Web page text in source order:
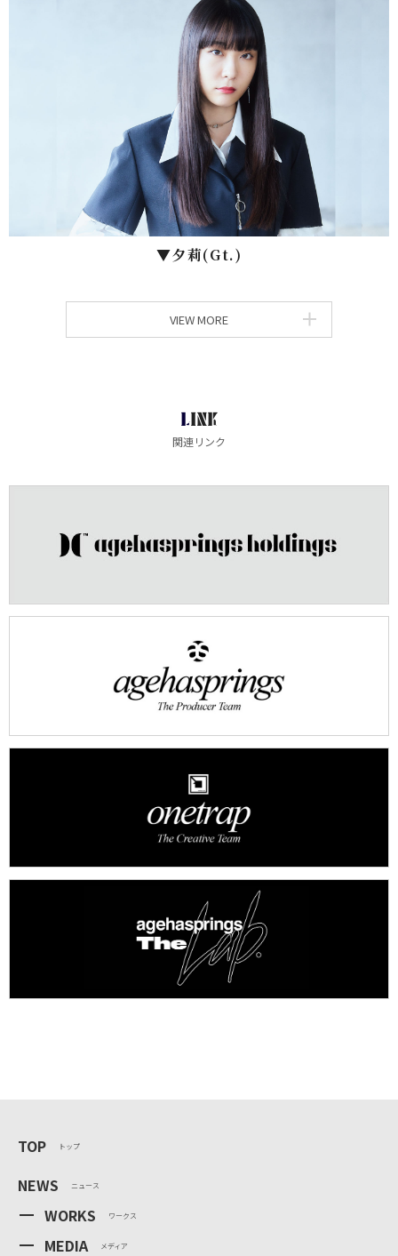
▼⼣莉(Gt.)
VIEW MORE
LINK
関連リンク
TOP トップ
NEWS ニュース
WORKS ワークス
MEDIA メディア